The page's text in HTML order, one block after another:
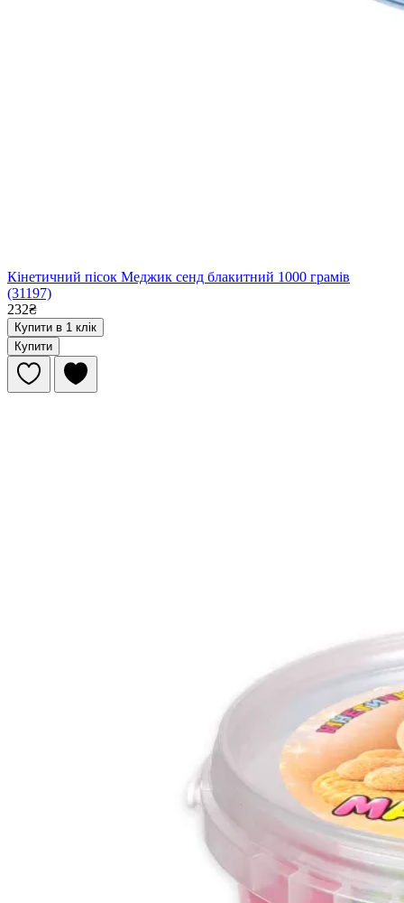
Кінетичний пісок Меджик сенд блакитний 1000 грамів
(31197)
232₴
Купити в 1 клік
Купити